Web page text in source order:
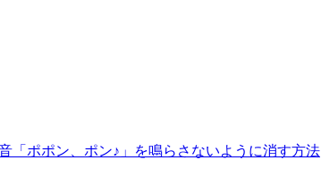
音「ポポン、ポン♪」を鳴らさないように消す方法